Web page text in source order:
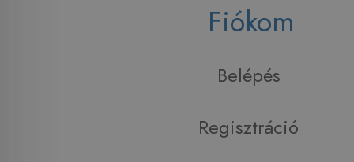
Fiókom
Belépés
Regisztráció